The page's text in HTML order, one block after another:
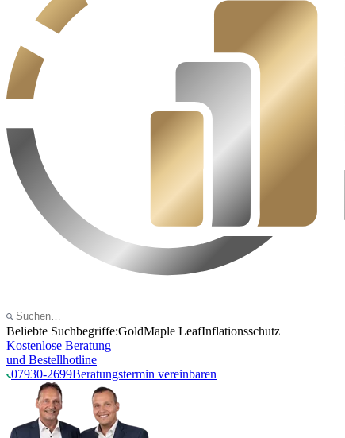
Beliebte Suchbegriffe:GoldMaple LeafInflationsschutz
Kostenlose Beratung
und Bestellhotline
07930-2699Beratungstermin vereinbaren